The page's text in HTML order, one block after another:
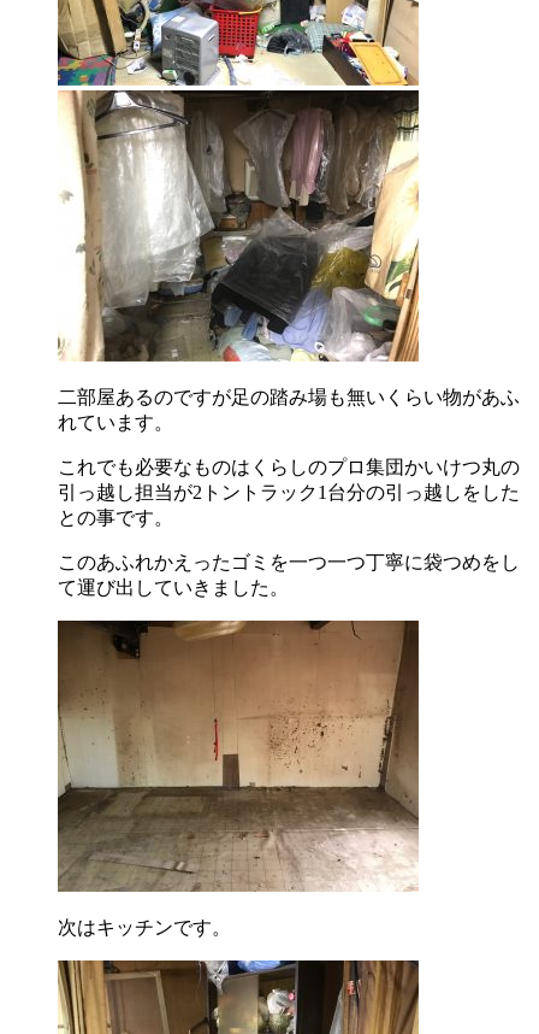
二部屋あるのですが足の踏み場も無いくらい物があふ
れています。
これでも必要なものはくらしのプロ集団かいけつ丸の
引っ越し担当が2トントラック1台分の引っ越しをした
との事です。
このあふれかえったゴミを一つ一つ丁寧に袋つめをし
て運び出していきました。
次はキッチンです。